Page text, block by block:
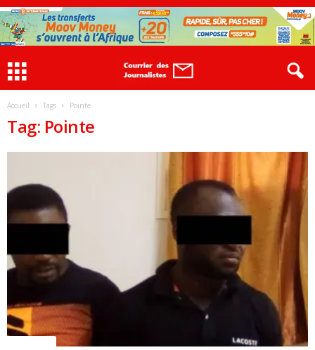
Accueil Tags Pointe
Tag: Pointe